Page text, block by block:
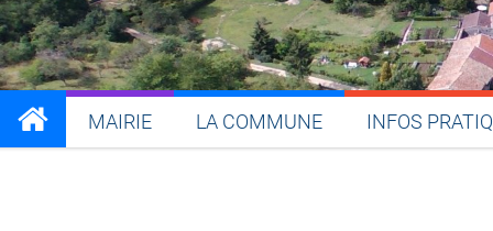
MAIRIE LA COMMUNE INFOS